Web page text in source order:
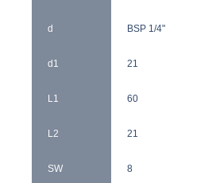
d
d1
L1
L2
SW
BSP 1/4"
21
60
21
8